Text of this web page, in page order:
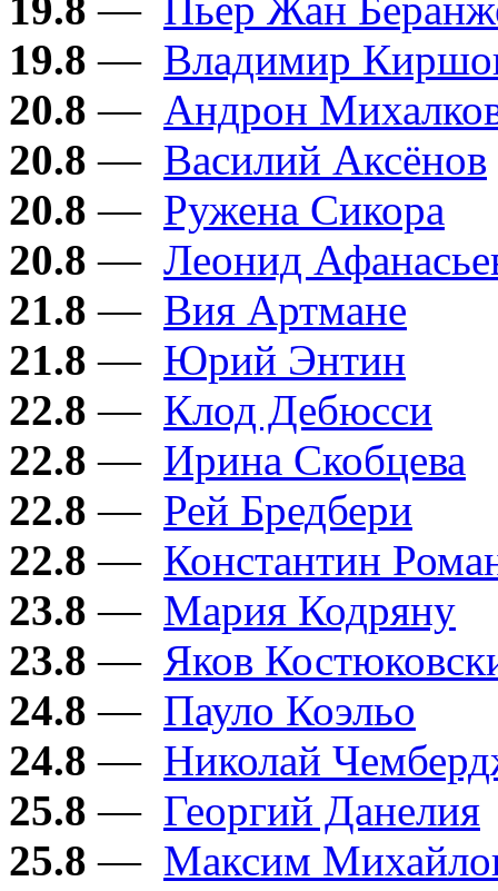
19.8 — Пьер Жан
19.8 — Владимир
20.8 — Андрон
20.8 — Василий Аксёнов
20.8 — Ружена Сикора
20.8 — Леонид
21.8 — Вия Артмане
21.8 — Юрий Энтин
22.8 — Клод Дебюсси
22.8 — Ирина Скобцева
22.8 — Рей Бредбери
22.8 — Константин
23.8 — Мария Кодряну
23.8 — Яков
24.8 — Пауло Коэльо
24.8 — Николай
25.8 — Георгий Данелия
25.8 — Максим